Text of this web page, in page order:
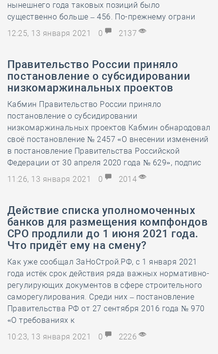
нынешнего года таковых позиций было
существенно больше – 456. По-прежнему ограни
12:25, 13 января 2021
0 2137
Правительство России приняло
постановление о субсидировании
низкомаржинальных проектов
Кабмин Правительство России приняло
постановление о субсидировании
низкомаржинальных проектов Кабмин обнародовал
своё постановление № 2457 «О внесении изменений
в постановление Правительства Российской
Федерации от 30 апреля 2020 года № 629», подпис
11:26, 13 января 2021
0 2014
​Действие списка уполномоченных
банков для размещения компфондов
СРО продлили до 1 июня 2021 года.
Что придёт ему на смену?
Как уже сообщал ЗаНоСтрой.РФ, с 1 января 2021
года истёк срок действия ряда важных нормативно-
регулирующих документов в сфере строительного
саморегулирования. Среди них – постановление
Правительства РФ от 27 сентября 2016 года № 970
«О требованиях к
10:23, 13 января 2021
0 2226